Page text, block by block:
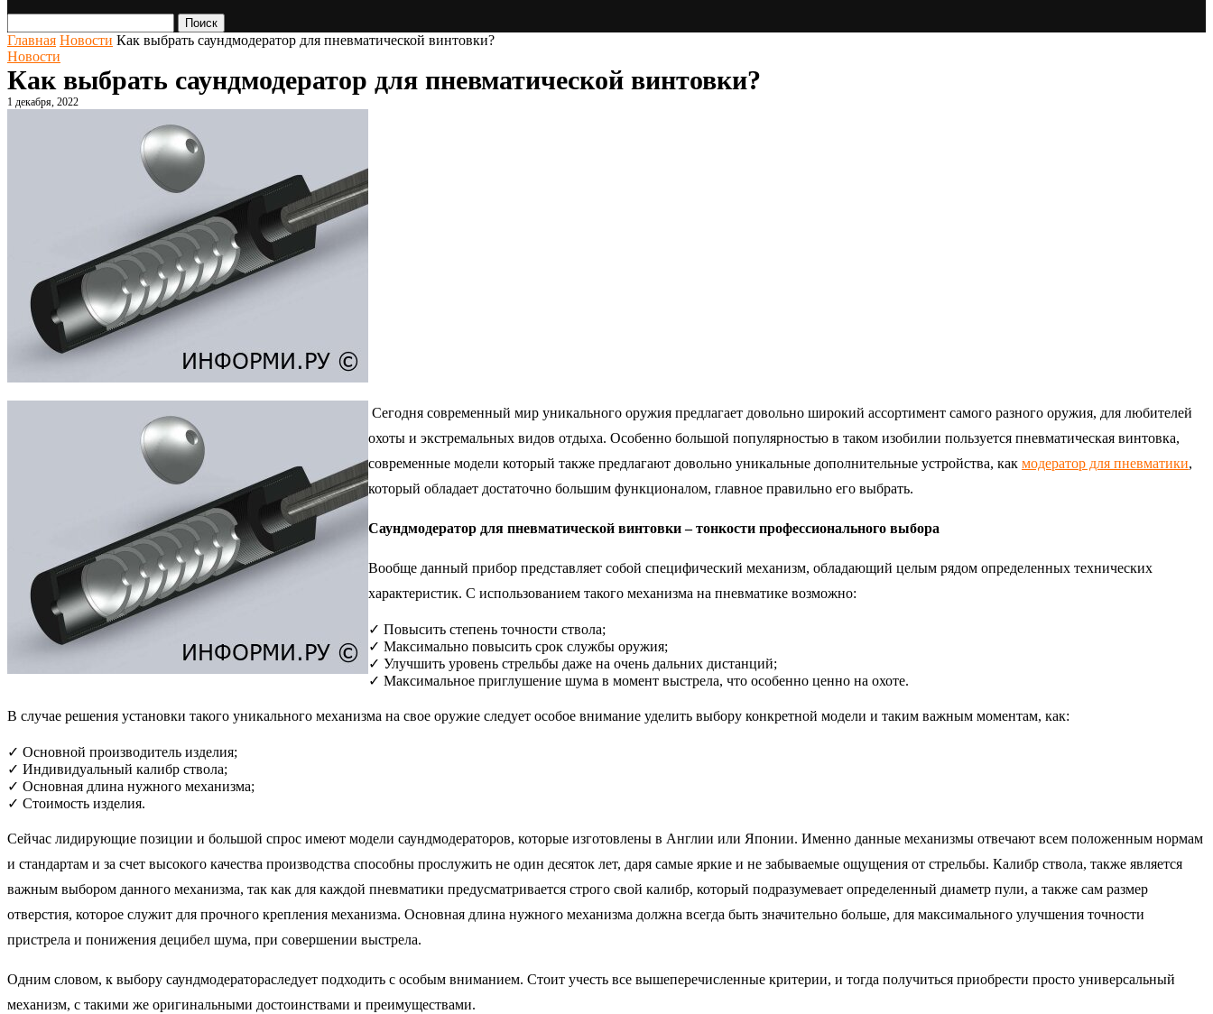
Поиск
Главная Новости Как выбрать саундмодератор для пневматической винтовки?
Новости
Как выбрать саундмодератор для пневматической винтовки?
1 декабря, 2022
Сегодня современный мир уникального оружия предлагает довольно широкий ассортимент самого разного оружия, для любителей
охоты и экстремальных видов отдыха. Особенно большой популярностью в таком изобилии пользуется пневматическая винтовка,
современные модели который также предлагают довольно уникальные дополнительные устройства, как модератор для пневматики,
который обладает достаточно большим функционалом, главное правильно его выбрать.
Саундмодератор для пневматической винтовки – тонкости профессионального выбора
Вообще данный прибор представляет собой специфический механизм, обладающий целым рядом определенных технических
характеристик. С использованием такого механизма на пневматике возможно:
✓ Повысить степень точности ствола;
✓ Максимально повысить срок службы оружия;
✓ Улучшить уровень стрельбы даже на очень дальних дистанций;
✓ Максимальное приглушение шума в момент выстрела, что особенно ценно на охоте.
В случае решения установки такого уникального механизма на свое оружие следует особое внимание уделить выбору конкретной модели и таким важным моментам, как:
✓ Основной производитель изделия;
✓ Индивидуальный калибр ствола;
✓ Основная длина нужного механизма;
✓ Стоимость изделия.
Сейчас лидирующие позиции и большой спрос имеют модели саундмодераторов, которые изготовлены в Англии или Японии. Именно данные механизмы отвечают всем положенным нормам
и стандартам и за счет высокого качества производства способны прослужить не один десяток лет, даря самые яркие и не забываемые ощущения от стрельбы. Калибр ствола, также является
важным выбором данного механизма, так как для каждой пневматики предусматривается строго свой калибр, который подразумевает определенный диаметр пули, а также сам размер
отверстия, которое служит для прочного крепления механизма. Основная длина нужного механизма должна всегда быть значительно больше, для максимального улучшения точности
пристрела и понижения децибел шума, при совершении выстрела.
Одним словом, к выбору саундмодератораследует подходить с особым вниманием. Стоит учесть все вышеперечисленные критерии, и тогда получиться приобрести просто универсальный
механизм, с такими же оригинальными достоинствами и преимуществами.